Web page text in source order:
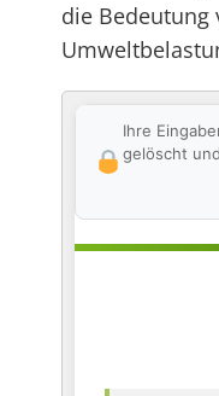
die
Ihre
gelöscht